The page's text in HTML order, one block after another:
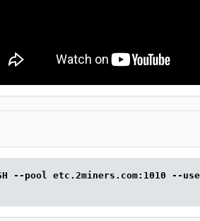
pool etc.2miners.com:1010 --user